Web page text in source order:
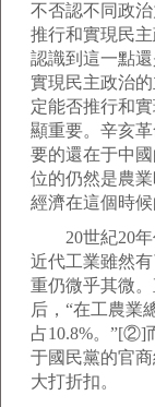
不否認不同政
推行和實現民
認識到這一點
實現民主政治
定能否推行和
顯重要。辛亥
要的還在于中
位的仍然是農
經濟在這個時
20世紀20年
近代工業雖然
重仍微乎其微
后，“在工農
占10.8%。”[②]
于國民黨的官
大打折扣。